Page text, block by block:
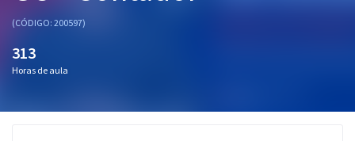
Graduação
OAB
(CÓDIGO: 200597)
313
Horas de aula